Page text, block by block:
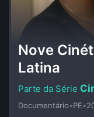
Nove
Latina
Documentário•PE•